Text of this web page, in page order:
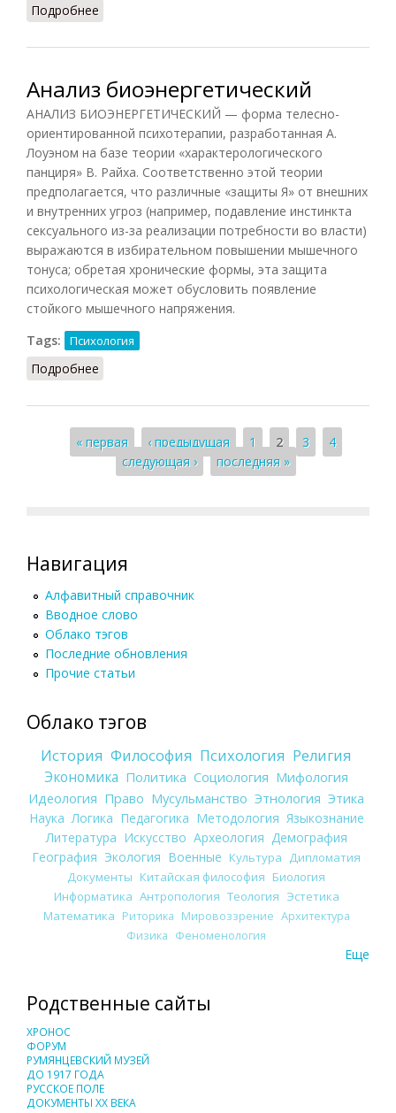
Подробнее
Анализ биоэнергетический
АНАЛИЗ БИОЭНЕРГЕТИЧЕСКИЙ — форма телесно-
ориентированной психотерапии, разработанная А.
Лоуэном на базе теории «характерологического
панциря» В. Райха. Соответственно этой теории
предполагается, что различные «защиты Я» от внешних
и внутренних угроз (например, подавление инстинкта
сексуального из-за реализации потребности во власти)
выражаются в избирательном повышении мышечного
тонуса; обретая хронические формы, эта защита
психологическая может обусловить появление
стойкого мышечного напряжения.
Tags:
Психология
Подробнее
Страницы
« первая ‹ предыдущая 1 2 3
4
следующая ›
последняя »
Навигация
Алфавитный справочник
Вводное слово
Облако тэгов
Последние обновления
Прочие статьи
Облако тэгов
История Философия Психология Религия
Экономика Политика Социология Мифология
Идеология Право Мусульманство Этнология Этика
Наука Логика Педагогика Методология Языкознание
Литература Искусство Археология Демография
География Экология Военные Культура
Дипломатия
Документы Китайская философия Биология
Информатика Антропология Теология Эстетика
Математика Риторика Мировоззрение Архитектура
Физика Феноменология
Еще
Родственные сайты
ХРОНОС
ФОРУМ
РУМЯНЦЕВСКИЙ МУЗЕЙ
ДО 1917 ГОДА
РУССКОЕ ПОЛЕ
ДОКУМЕНТЫ XX ВЕКА